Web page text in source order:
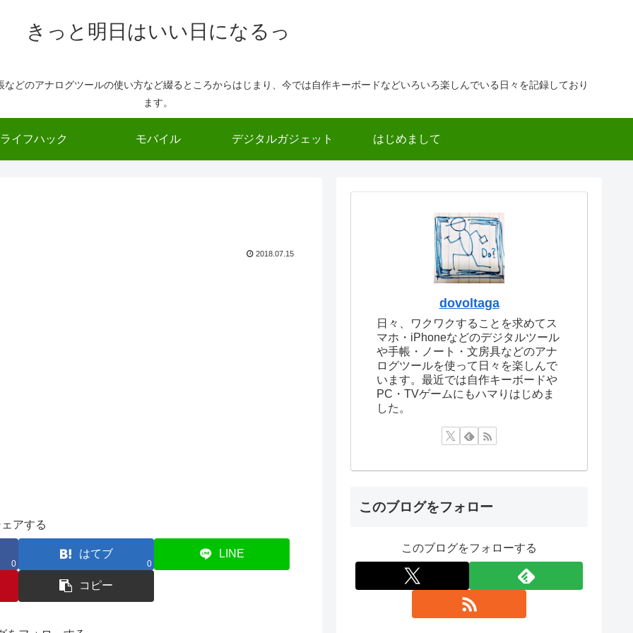
きっと明日はいい日になるっ
どのアナログツールの使い方など綴るところからはじまり、今では自作キーボードなどいろいろ楽しんでいる日々を記録しており
ます。
ライフハック モバイル デジタルガジェット はじめまして
2018.07.15
アする
0
はてブ
0
LINE
コピー
dovoltaga
日々、ワクワクすることを求めてス
マホ・iPhoneなどのデジタルツール
や手帳・ノート・文房具などのアナ
ログツールを使って日々を楽しんで
います。最近では自作キーボードや
PC・TVゲームにもハマりはじめま
した。
このブログをフォロー
このブログをフォローする